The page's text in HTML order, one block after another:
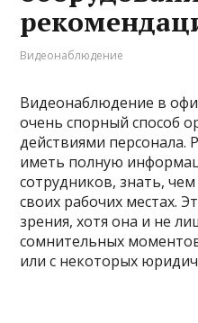
Видеонаблюдение
Видеонаблюдение в
очень спорный способ
действиями персонала.
иметь полную
сотрудников, знать,
своих рабочих местах.
зрения, хотя она и не
сомнительных
или с некоторых